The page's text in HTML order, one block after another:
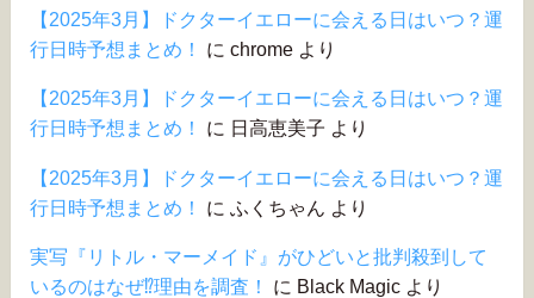
【2025年3月】ドクターイエローに会える日はいつ？運
行日時予想まとめ！
に chromeより
【2025年3月】ドクターイエローに会える日はいつ？運
行日時予想まとめ！
に 日高恵美子 より
【2025年3月】ドクターイエローに会える日はいつ？運
行日時予想まとめ！
に ふくちゃん より
実写『リトル・マーメイド』がひどいと批判殺到して
いるのはなぜ⁉︎理由を調査！
に Black Magicより